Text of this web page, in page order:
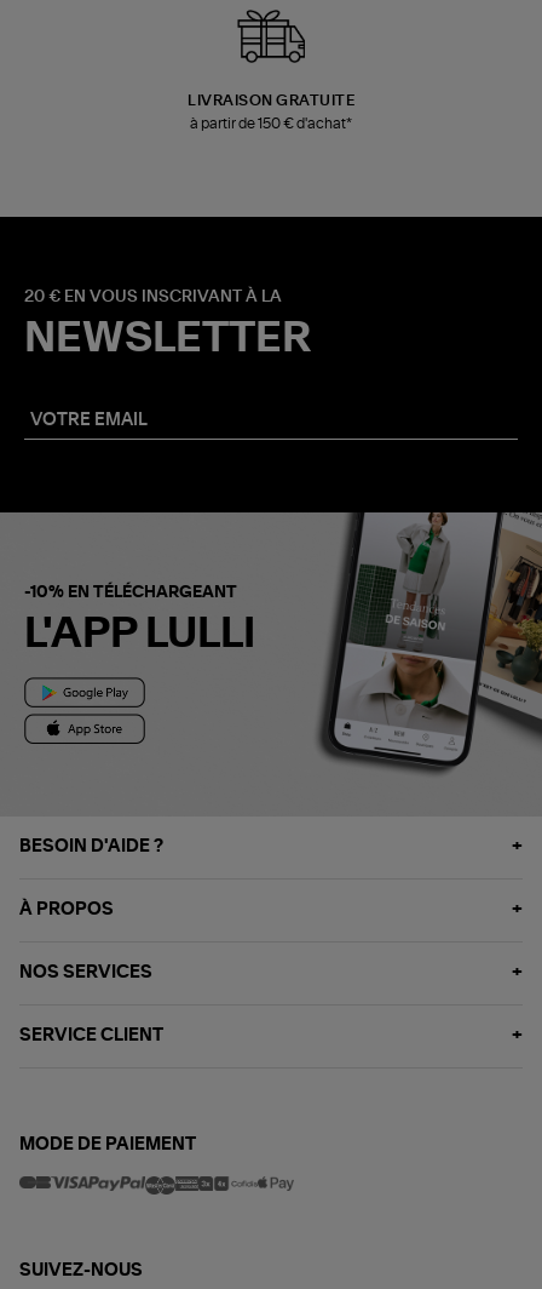
LIVRAISON GRATUITE
à partir de 150 € d'achat*
20 € EN VOUS INSCRIVANT À LA
NEWSLETTER
-10% EN TÉLÉCHARGEANT
L'APP LULLI
BESOIN D'AIDE ?
À PROPOS
NOS SERVICES
SERVICE CLIENT
MODE DE PAIEMENT
SUIVEZ-NOUS